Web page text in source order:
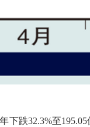
跌32.3%至